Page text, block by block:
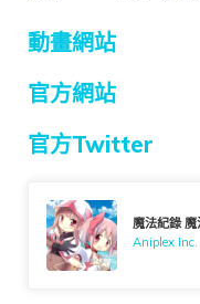
動畫網站
官方網站
官方Twitter
Aniplex Inc.